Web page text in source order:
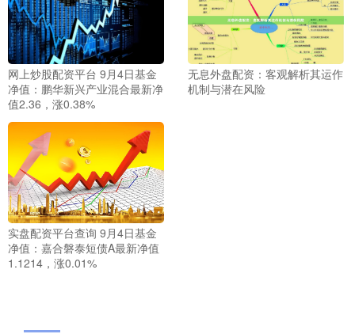
网上炒股配资平台 9月4日基金
净值：鹏华新兴产业混合最新净
值2.36，涨0.38%
无息外盘配资：客观解析其运作
机制与潜在风险
实盘配资平台查询 9月4日基金
净值：嘉合磐泰短债A最新净值
1.1214，涨0.01%